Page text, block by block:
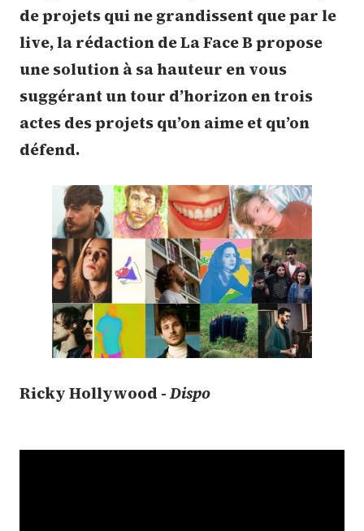
de projets qui ne grandissent que par le
live, la rédaction de La Face B propose
une solution à sa hauteur en vous
suggérant un tour d’horizon en trois
actes des projets qu’on aime et qu’on
défend.
Ricky Hollywood -Dispo